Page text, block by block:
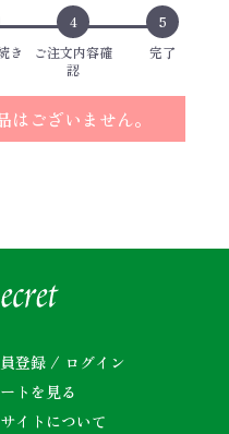
き
4
ご注文内容確
認
5
完了
ございません。
登録 / ログイン
トを見る
イトについて